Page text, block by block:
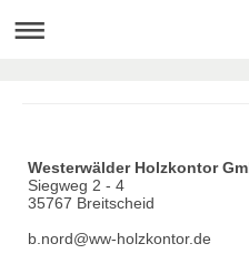
Westerwälder Holzkontor
Siegweg 2 - 4
35767 Breitscheid
b.nord@ww-holzkontor.de